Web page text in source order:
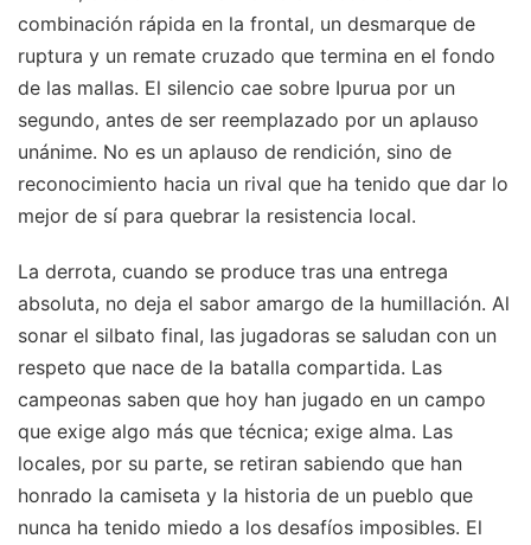
combinación rápida en la frontal, un desmarque de
ruptura y un remate cruzado que termina en el fondo
de las mallas. El silencio cae sobre Ipurua por un
segundo, antes de ser reemplazado por un aplauso
unánime. No es un aplauso de rendición, sino de
reconocimiento hacia un rival que ha tenido que dar lo
mejor de sí para quebrar la resistencia local.
La derrota, cuando se produce tras una entrega
absoluta, no deja el sabor amargo de la humillación. Al
sonar el silbato final, las jugadoras se saludan con un
respeto que nace de la batalla compartida. Las
campeonas saben que hoy han jugado en un campo
que exige algo más que técnica; exige alma. Las
locales, por su parte, se retiran sabiendo que han
honrado la camiseta y la historia de un pueblo que
nunca ha tenido miedo a los desafíos imposibles. El